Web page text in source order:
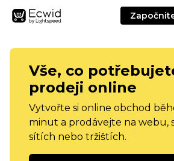
Vše, co
prodeji online
Vytvořte si online obchod
minut a prodávejte na webu,
sítích nebo tržištích.